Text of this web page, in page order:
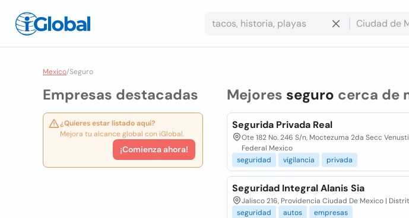
Mexico/Seguro
Empresas destacadas
¿Quieres estar listado aquí?
Mejora tu alcance global con iGlobal.
¡Comienza ahora!
Mejores seguro cerca de
Segurida Privada Real
Ote 182 No. 246 S/n, Moctezuma 2da Secc
Federal Mexico
seguridad
vigilancia privada
Seguridad Integral Alanis Sia
Jalisco 216, Providencia Ciudad De Mexico |
seguridad
autos empresas